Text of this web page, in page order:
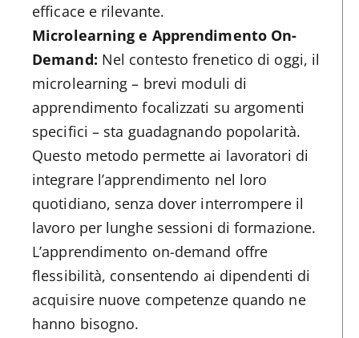
efficace e rilevante.
Microlearning e Apprendimento On-
Demand: Nel contesto frenetico di oggi, il
microlearning – brevi moduli di
apprendimento focalizzati su argomenti
specifici – sta guadagnando popolarità.
Questo metodo permette ai lavoratori di
integrare l’apprendimento nel loro
quotidiano, senza dover interrompere il
lavoro per lunghe sessioni di formazione.
L’apprendimento on-demand offre
flessibilità, consentendo ai dipendenti di
acquisire nuove competenze quando ne
hanno bisogno.